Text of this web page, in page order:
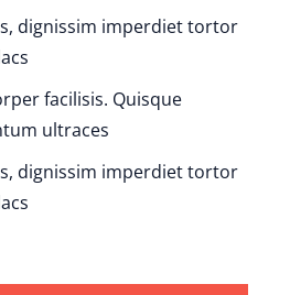
dignissim imperdiet tortor
facilisis. Quisque
ultraces
dignissim imperdiet tortor